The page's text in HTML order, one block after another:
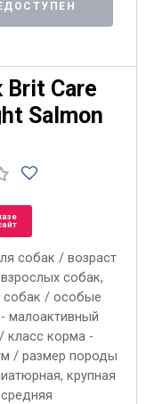
Brit Care
Salmon
собак / возраст
собак,
/ особые
малоактивный
класс корма -
/ размер породы
крупная
средняя